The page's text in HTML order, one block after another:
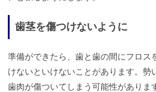
歯茎を傷つけないように
準備ができたら、歯と歯の間にフロス
けないといけないことがあります。勢
歯肉が傷ついてしまう可能性がありま